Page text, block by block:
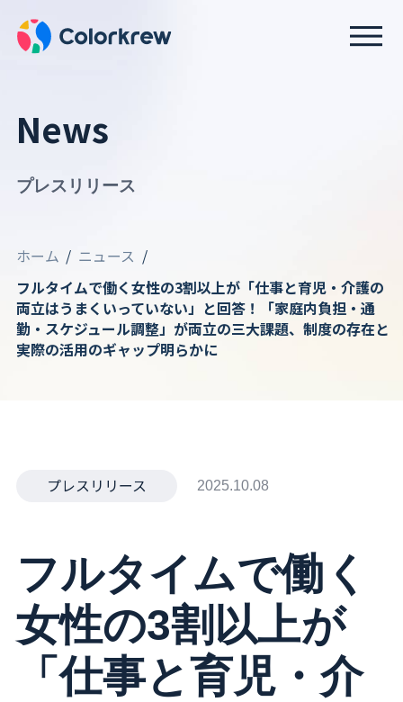
News
プレスリリース
ホーム
ニュース
フルタイムで働く女性の3割以上が「仕事と育児・介護の
両立はうまくいっていない」と回答！「家庭内負担・通
勤・スケジュール調整」が両立の三大課題、制度の存在と
実際の活用のギャップ明らかに
プレスリリース 2025.10.08
フルタイムで働く
女性の3割以上が
「仕事と育児・介